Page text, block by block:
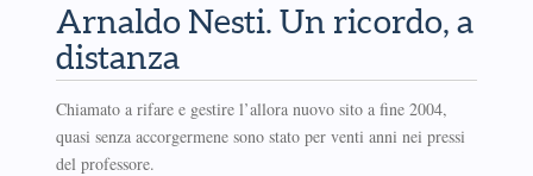
Arnaldo Nesti. Un ricordo, a
distanza
Chiamato a rifare e gestire l’allora nuovo sito a fine 2004,
quasi senza accorgermene sono stato per venti anni nei pressi
del professore.